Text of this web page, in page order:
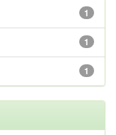
1
1
1